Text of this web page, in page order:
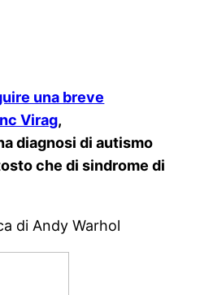
una breve
Virag,
diagnosi di autismo
che di sindrome di
di Andy Warhol